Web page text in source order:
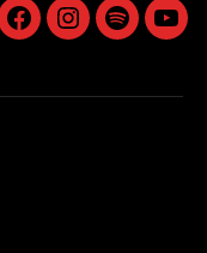
FacebookInstagram
Spotify